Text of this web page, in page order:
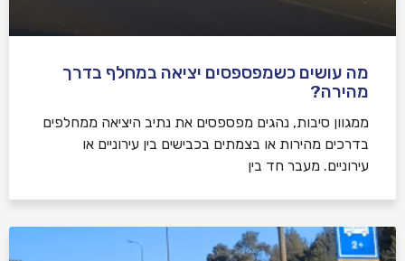
מה עושים כשמפספסים יציאה במחלף בדרך
מהירה?
ממגוון סיבות, נהגים מפספסים את נתיב היציאה ממחלפים
בדרכים מהירות או בצמתים בכבישים בין עירוניים או
עירוניים. מעבר חד בין